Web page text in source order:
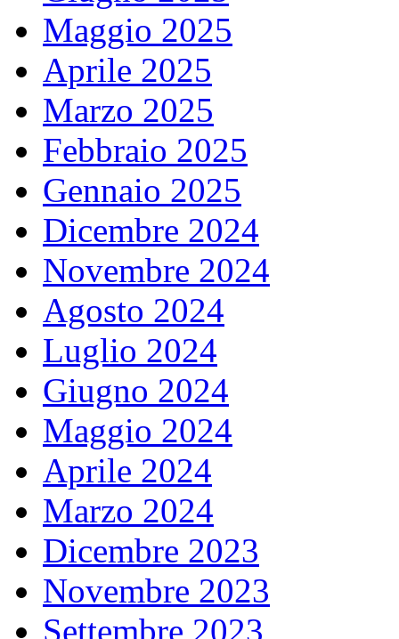
Maggio 2025
Aprile 2025
Marzo 2025
Febbraio 2025
Gennaio 2025
Dicembre 2024
Novembre 2024
Agosto 2024
Luglio 2024
Giugno 2024
Maggio 2024
Aprile 2024
Marzo 2024
Dicembre 2023
Novembre 2023
Settembre 2023